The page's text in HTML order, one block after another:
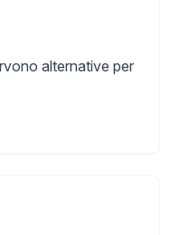
alternative per